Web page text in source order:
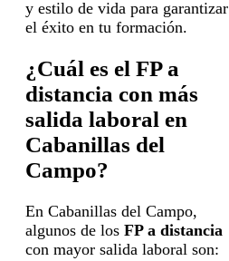
y estilo de vida para garantizar
el éxito en tu formación.
¿Cuál es el FP a
distancia con más
salida laboral en
Cabanillas del
Campo?
En Cabanillas del Campo,
algunos de los FP a distancia
con mayor salida laboral son: